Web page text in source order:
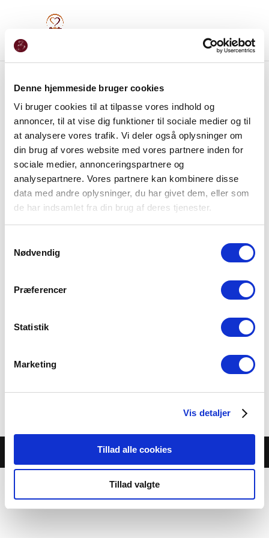
Denne hjemmeside bruger cookies
Vi bruger cookies til at tilpasse vores indhold og
annoncer, til at vise dig funktioner til sociale medier og til
at analysere vores trafik. Vi deler også oplysninger om
din brug af vores website med vores partnere inden for
sociale medier, annonceringspartnere og
analysepartnere. Vores partnere kan kombinere disse
data med andre oplysninger, du har givet dem, eller som
de har indsamlet fra din brug af deres tjenester.
Nødvendig
Præferencer
Statistik
Marketing
Vis detaljer
Tillad alle cookies
Tillad valgte
Jordbærcheesecake
65.00 kr.
© Café Jambo |Cookie- og privatlivspolitik